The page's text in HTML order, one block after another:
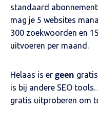
standaard
mag je 5 websites
300 zoekwoorden en
uitvoeren per maand.
Helaas is er geen
is bij andere SEO
gratis uitproberen om